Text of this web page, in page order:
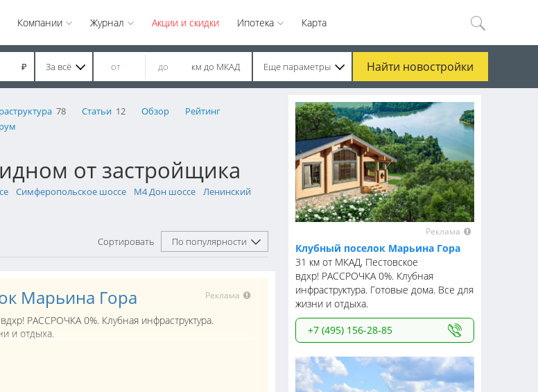
Компании Журнал Акции и скидки Ипотека Карта
₽ За всё км до МКАД Еще параметры Найти новостройки
78 Статьи 12 Обзор
Рейтинг
от застройщика
Симферопольское шоссе М4 Дон шоссе
Ленинский
Сортировать По популярности
Реклама
Марьина Гора
РАССРОЧКА 0%. Клубная инфраструктура.
и отдыха.
Реклама
Клубный поселок Марьина Гора
31 км от МКАД, Пестовское
вдхр! РАССРОЧКА 0%. Клубная
инфраструктура. Готовые дома. Все для
жизни и отдыха.
+7 (495) 156-28-85